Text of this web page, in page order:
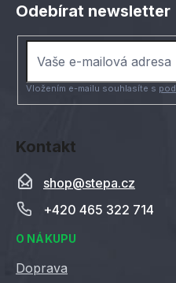
Kontakt
shop@stepa.cz
+420 465 322 714
O NÁKUPU
Doprava
Odebírat newsletter
Vložením e-mailu souhlasíte s